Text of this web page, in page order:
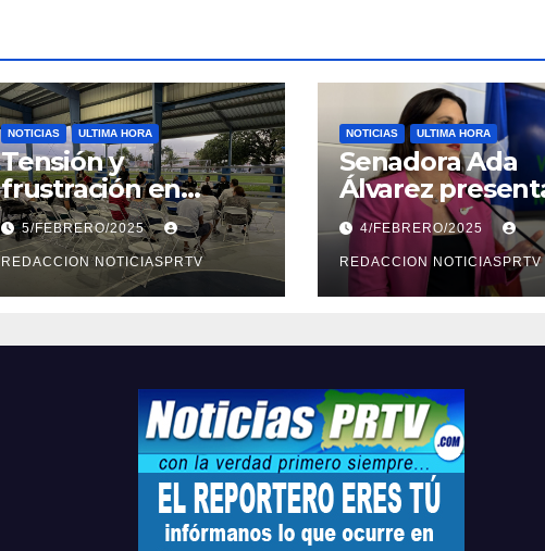
NOTICIAS ULTIMA HORA
Tensión y
frustración en
reunión sobre
seguridad en
Reparto
Metropolitano
5/FEBRERO/2025
REDACCION NOTICIASPRTV
NOTICIAS ULTIMA HORA
Senadora Ada
Álvarez
medidas ante la
violencia en el
noviazgo
4/FEBRERO/2025
REDACCION NOTICIASPRTV